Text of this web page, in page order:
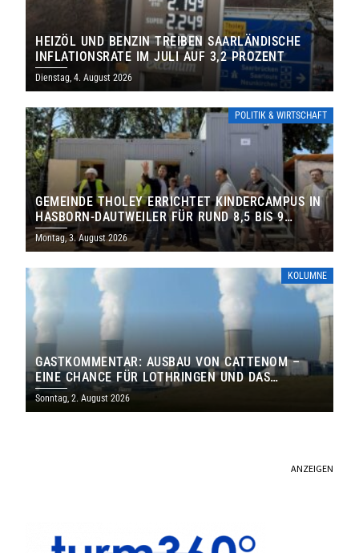
HEIZÖL UND BENZIN TREIBEN SAARLÄNDISCHE
INFLATIONSRATE IM JULI AUF 3,2 PROZENT
Dienstag, 4. August 2026
POLITIK & WIRTSCHAFT
GEMEINDE THOLEY ERRICHTET KINDERCAMPUS IN
HASBORN-DAUTWEILER FÜR RUND 8,5 BIS 9
MILLIONEN EURO
Montag, 3. August 2026
KOLUMNE
GASTKOMMENTAR: AUSBAU VON CATTENOM –
EINE CHANCE FÜR LOTHRINGEN UND DAS
SAARLAND
Sonntag, 2. August 2026
ANZEIGEN